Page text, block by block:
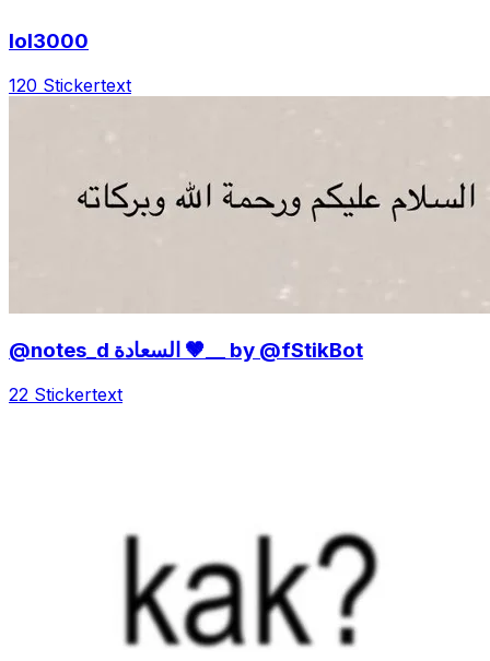
lol3000
120 Stickertext
@notes_d السعادة 🤎__ by @fStikBot
22 Stickertext